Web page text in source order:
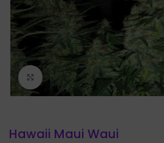
Click to enlarge
Hawaii Maui Waui